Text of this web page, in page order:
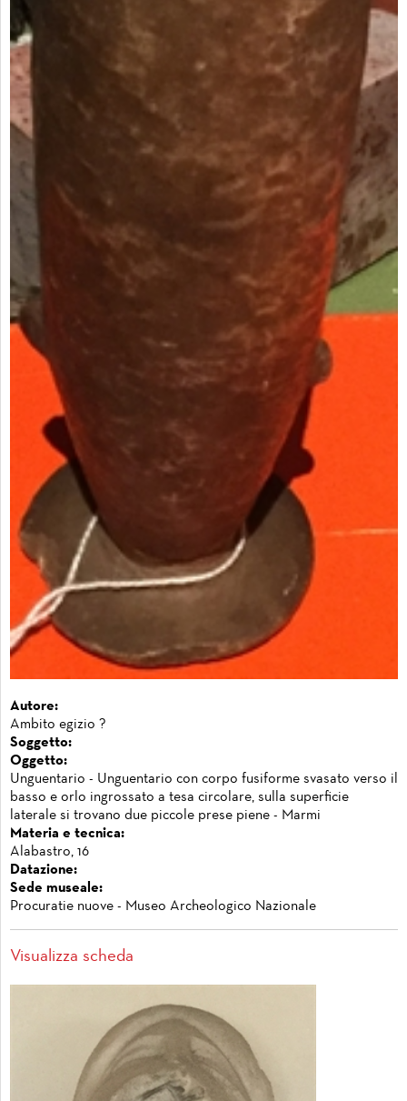
Autore:
Ambito egizio ?
Soggetto:
Oggetto:
Unguentario - Unguentario con corpo fusiforme svasato verso il
basso e orlo ingrossato a tesa circolare, sulla superficie
laterale si trovano due piccole prese piene - Marmi
Materia e tecnica:
Alabastro, 16
Datazione:
Sede museale:
Procuratie nuove - Museo Archeologico Nazionale
Visualizza scheda